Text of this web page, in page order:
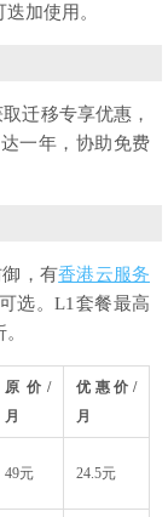
加使用。
迁移专享优惠，
一年，协助免费
，有香港云服务
选。L1套餐最高
原价/
月
优惠价/
月
49元 24.5元